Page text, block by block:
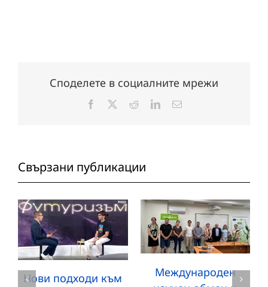
Споделете в социалните мрежи
Facebook RedditLinkedInЕлектронна
Свързани публикации
Нови подходи към
Международен